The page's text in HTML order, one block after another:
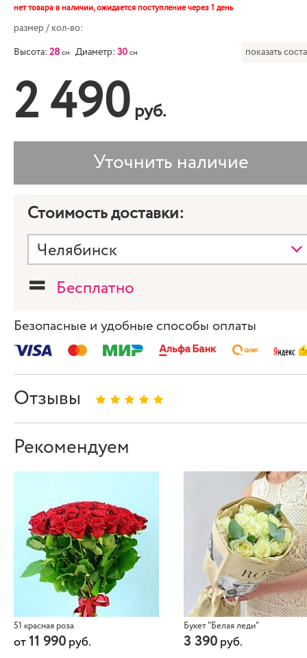
нет товара в наличии,ожидается поступление через 1 день
размер / кол-во:
Высота: 28 см Диаметр: 30 см показать
2 490 руб.
Стоимость доставки:
= Бесплатно
Безопасные и удобные способы оплаты
Отзывы
Рекомендуем
51 красная роза
от 11 990 руб.
Букет "Белая леди"
3 390 руб.